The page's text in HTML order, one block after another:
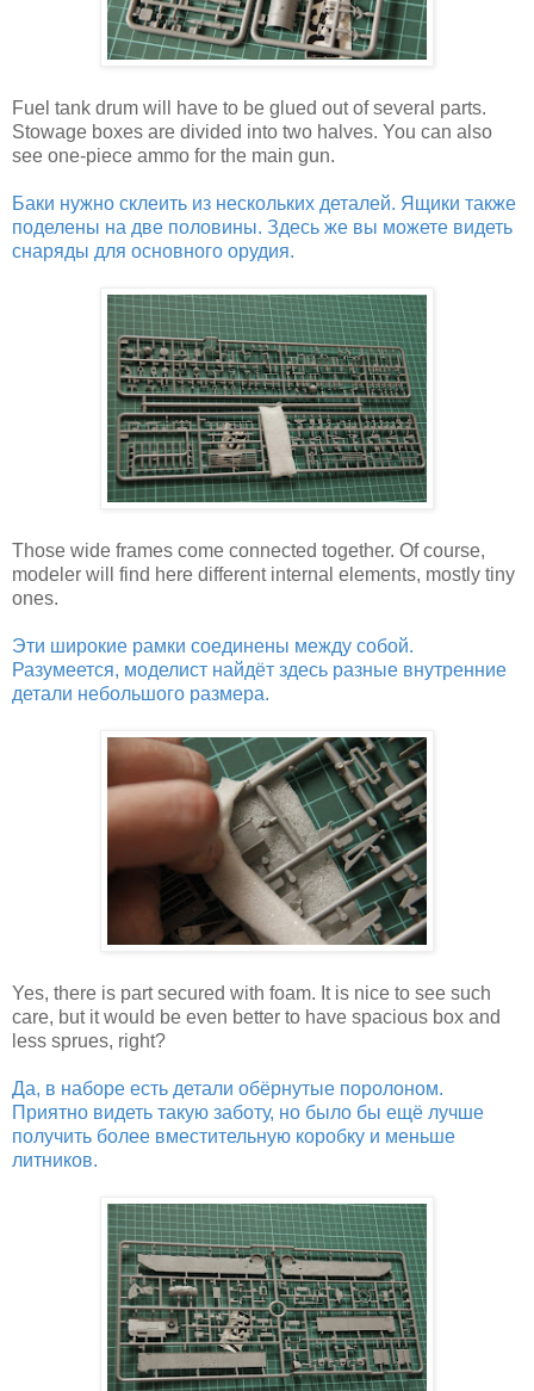
Fuel tank drum will have to be glued out of several parts.
Stowage boxes are divided into two halves. You can also
see one-piece ammo for the main gun.
Баки нужно склеить из нескольких деталей. Ящики также
поделены на две половины. Здесь же вы можете видеть
снаряды для основного орудия.
Those wide frames come connected together. Of course,
modeler will find here different internal elements, mostly tiny
ones.
Эти широкие рамки соединены между собой.
Разумеется, моделист найдёт здесь разные внутренние
детали небольшого размера.
Yes, there is part secured with foam. It is nice to see such
care, but it would be even better to have spacious box and
less sprues, right?
Да, в наборе есть детали обёрнутые поролоном.
Приятно видеть такую заботу, но было бы ещё лучше
получить более вместительную коробку и меньше
литников.